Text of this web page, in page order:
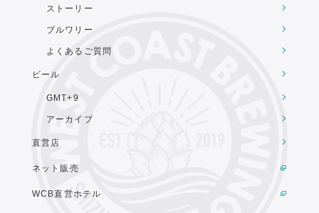
ストーリー
ブルワリー
よくあるご質問
ビール
GMT+9
アーカイブ
直営店
ネット販売
WCB直営ホテル